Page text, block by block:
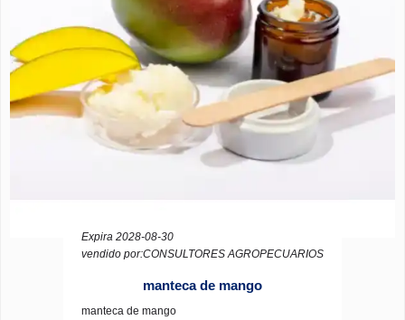
Expira 2028-08-30
vendido por:CONSULTORES AGROPECUARIOS
manteca de mango
manteca de mango